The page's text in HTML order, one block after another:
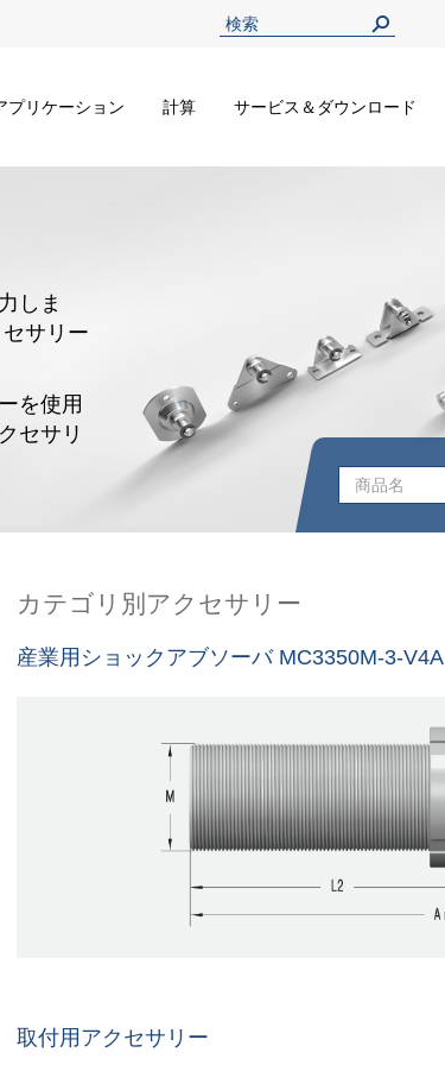
プリケーション 計算 サービス＆ダウンロード
しま
サリー
を使用
セサリ
カテゴリ別アクセサリー
産業用ショックアブソーバ MC3350M-3-V4A
取付用アクセサリー